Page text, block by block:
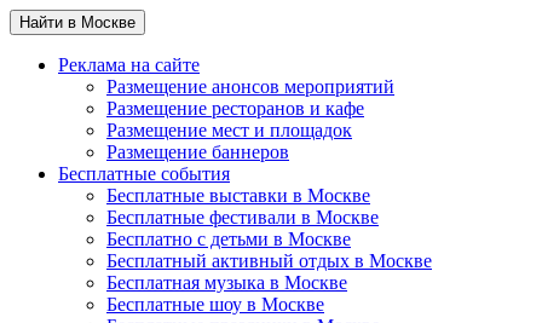
Найти в Москве
Реклама на сайте
Размещение анонсов мероприятий
Размещение ресторанов и кафе
Размещение мест и площадок
Размещение баннеров
Бесплатные события
Бесплатные выставки в Москве
Бесплатные фестивали в Москве
Бесплатно с детьми в Москве
Бесплатный активный отдых в Москве
Бесплатная музыка в Москве
Бесплатные шоу в Москве